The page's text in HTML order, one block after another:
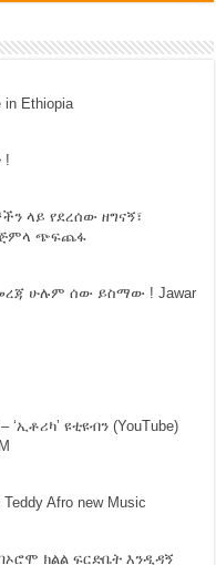
in Ethiopia
!
ላይ የደረሰው ዘግናኝ፣
ጭፍጨፋ
ሁሉም ሰው ይስማው ! Jawar
ዩቲዩብን (YouTube)
Afro new Music
ክልል ፍርድቤት እንዲዳኝ